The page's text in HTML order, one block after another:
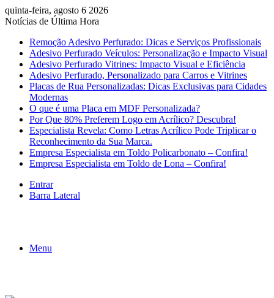
quinta-feira, agosto 6 2026
Notícias de Última Hora
Remoção Adesivo Perfurado: Dicas e Serviços Profissionais
Adesivo Perfurado Veículos: Personalização e Impacto Visual
Adesivo Perfurado Vitrines: Impacto Visual e Eficiência
Adesivo Perfurado, Personalizado para Carros e Vitrines
Placas de Rua Personalizadas: Dicas Exclusivas para Cidades
Modernas
O que é uma Placa em MDF Personalizada?
Por Que 80% Preferem Logo em Acrílico? Descubra!
Especialista Revela: Como Letras Acrílico Pode Triplicar o
Reconhecimento da Sua Marca.
Empresa Especialista em Toldo Policarbonato – Confira!
Empresa Especialista em Toldo de Lona – Confira!
Entrar
Barra Lateral
Menu